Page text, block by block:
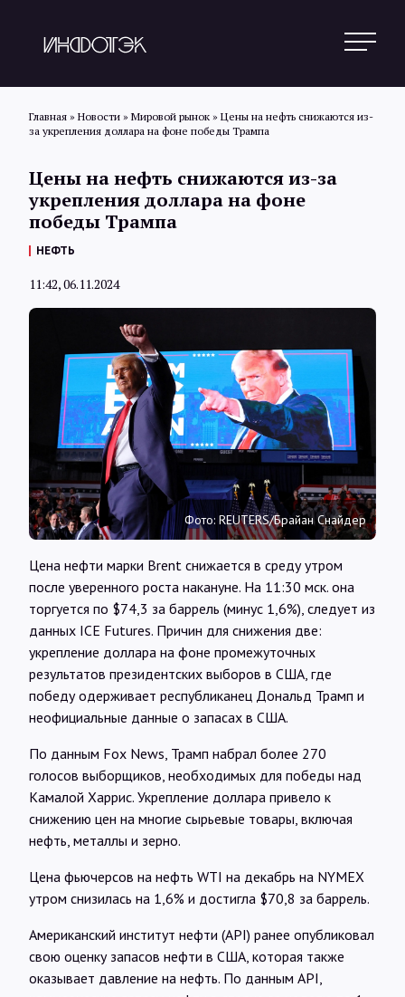
Новости
Обзоры
Интервью
Карты
О нас
@Infotek_Russia
Главная » Новости » Мировой рынок » Цены на нефть снижаются из-
за укрепления доллара на фоне победы Трампа
Цены на нефть снижаются из-за
укрепления доллара на фоне
победы Трампа
НЕФТЬ
11:42, 06.11.2024
Фото: REUTERS/Брайан Снайдер
Цена нефти марки Brent снижается в среду утром
после уверенного роста накануне. На 11:30 мск. она
торгуется по $74,3 за баррель (минус 1,6%), следует из
данных ICE Futures. Причин для снижения две:
укрепление доллара на фоне промежуточных
результатов президентских выборов в США, где
победу одерживает республиканец Дональд Трамп и
неофициальные данные о запасах в США.
По данным Fox News, Трамп набрал более 270
голосов выборщиков, необходимых для победы над
Камалой Харрис. Укрепление доллара привело к
снижению цен на многие сырьевые товары, включая
нефть, металлы и зерно.
Цена фьючерсов на нефть WTI на декабрь на NYMEX
утром снизилась на 1,6% и достигла $70,8 за баррель.
Американский институт нефти (API) ранее опубликовал
свою оценку запасов нефти в США, которая также
оказывает давление на нефть. По данным API,